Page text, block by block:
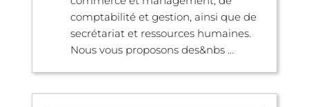
comptabilité et gestion, ainsi que de
secrétariat et ressources humaines.
Nous vous proposons des&nbs ...